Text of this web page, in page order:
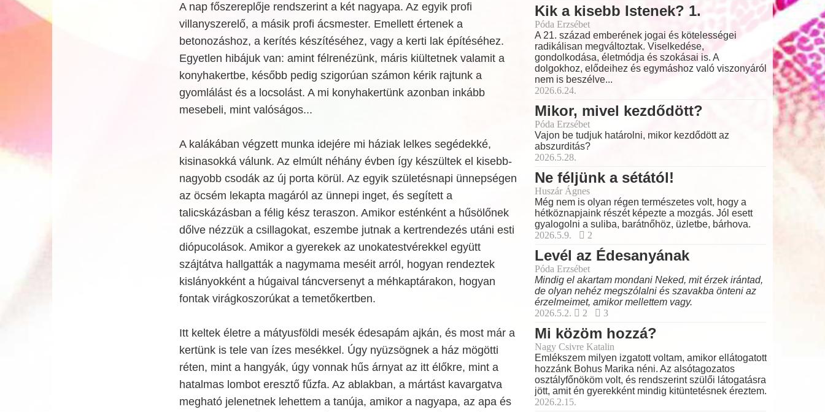
A nap főszereplője rendszerint a két nagyapa. Az egyik profi
villanyszerelő, a másik profi ácsmester. Emellett értenek a
betonozáshoz, a kerítés készítéséhez, vagy a kerti lak építéséhez.
Egyetlen hibájuk van: amint félrenézünk, máris kiültetnek valamit a
konyhakertbe, később pedig szigorúan számon kérik rajtunk a
gyomlálást és a locsolást. A mi konyhakertünk azonban inkább
mesebeli, mint valóságos...
A kalákában végzett munka idejére mi háziak lelkes segédekké,
kisinasokká válunk. Az elmúlt néhány évben így készültek el kisebb-
nagyobb csodák az új porta körül. Az egyik születésnapi ünnepségen
az öcsém lekapta magáról az ünnepi inget, és segített a
talicskázásban a félig kész teraszon. Amikor esténként a hűsölőnek
dőlve nézzük a csillagokat, eszembe jutnak a kertrendezés utáni esti
diópucolások. Amikor a gyerekek az unokatestvérekkel együtt
szájtátva hallgatták a nagymama meséit arról, hogyan rendeztek
kislányokként a húgaival táncversenyt a méhkaptárakon, hogyan
fontak virágkoszorúkat a temetőkertben.
Itt keltek életre a mátyusföldi mesék édesapám ajkán, és most már a
kertünk is tele van ízes mesékkel. Úgy nyüzsögnek a ház mögötti
réten, mint a hangyák, úgy vonnak hűs árnyat az itt élőkre, mint a
hatalmas lombot eresztő fűzfa. Az ablakban, a mártást kavargatva
megható jelenetnek lehettem a tanúja, amikor a nagyapa, az apa és
Kik a kisebb Istenek? 1.
Póda Erzsébet
A 21. század emberének jogai és kötelességei
radikálisan megváltoztak. Viselkedése,
gondolkodása, életmódja és szokásai is. A
dolgokhoz, elődeihez és egymáshoz való viszonyáról
nem is beszélve...
2026.6.24.
Mikor, mivel kezdődött?
Póda Erzsébet
Vajon be tudjuk határolni, mikor kezdődött az
abszurditás?
2026.5.28.
Ne féljünk a sétától!
Huszár Ágnes
Még nem is olyan régen természetes volt, hogy a
hétköznapjaink részét képezte a mozgás. Jól esett
gyalogolni a suliba, barátnőhöz, üzletbe, bárhova.
2026.5.9.
2
Levél az Édesanyának
Póda Erzsébet
Mindig el akartam mondani Neked, mit érzek irántad,
de olyan nehéz megszólalni és szavakba önteni az
érzelmeimet, amikor mellettem vagy.
2026.5.2.
2 3
Mi közöm hozzá?
Nagy Csivre Katalin
Emlékszem milyen izgatott voltam, amikor ellátogatott
hozzánk Bohus Marika néni. Az alsótagozatos
osztályfőnököm volt, és rendszerint szülői látogatásra
jött, amit én gyerekként mindig kitüntetésnek éreztem.
2026.2.15.